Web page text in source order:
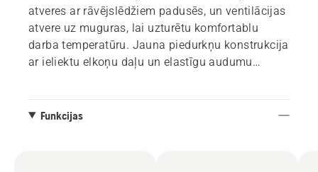
atveres ar rāvējslēdžiem padusēs, un ventilācijas
atvere uz muguras, lai uzturētu komfortablu
darba temperatūru. Jauna piedurkņu konstrukcija
ar ieliektu elkoņu daļu un elastīgu audumu
Funkcijas